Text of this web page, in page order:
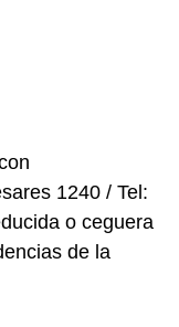
1240 / Tel:
o ceguera
de la